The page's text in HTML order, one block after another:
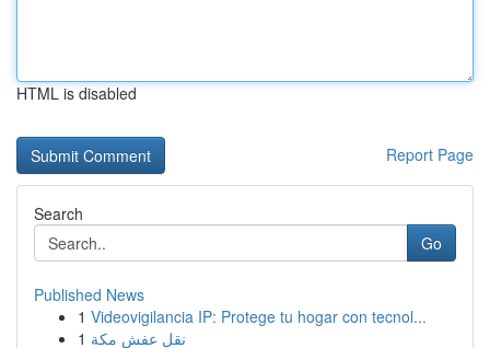
HTML is disabled
Report Page
Search
Go
Published News
1 Videovigilancia IP: Protege tu hogar con tecnol...
1 نقل عفش مكة